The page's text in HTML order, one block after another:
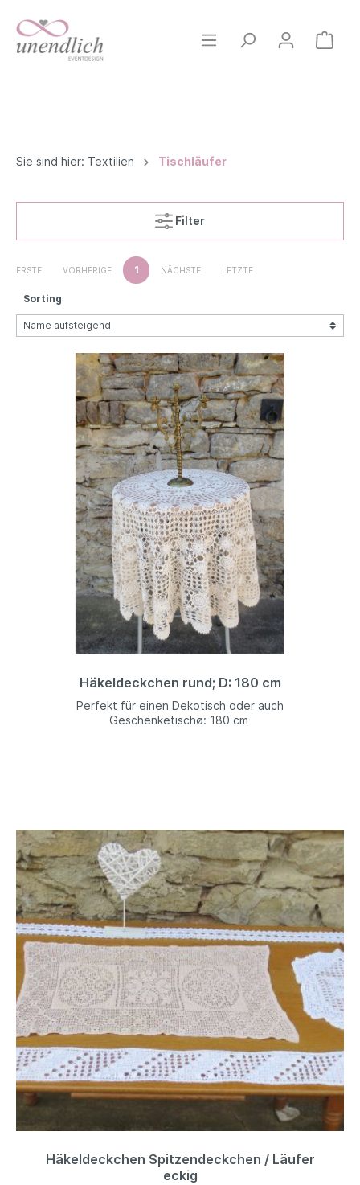
Sie sind hier: Textilien Tischläufer
Filter
ERSTE VORHERIGE 1 NÄCHSTE LETZTE
Sorting
Häkeldeckchen rund; D: 180 cm
Perfekt für einen Dekotisch oder auch
Geschenketischø: 180 cm
Häkeldeckchen Spitzendeckchen / Läufer
eckig